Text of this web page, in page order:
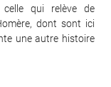
celle qui relève de
dont sont ici
une autre histoire